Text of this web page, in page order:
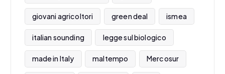
giovani agricoltori green deal ismea
italian sounding legge sul biologico
made in Italy maltempo Mercosur